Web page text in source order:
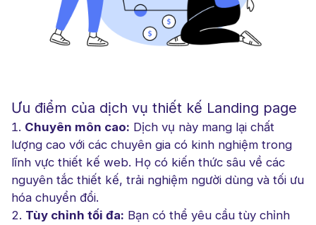
Ưu điểm của dịch vụ thiết kế Landing page
Chuyên môn cao: Dịch vụ này mang lại chất
lượng cao với các chuyên gia có kinh nghiệm trong
lĩnh vực thiết kế web. Họ có kiến thức sâu về các
nguyên tắc thiết kế, trải nghiệm người dùng và tối ưu
hóa chuyển đổi.
Tùy chỉnh tối đa: Bạn có thể yêu cầu tùy chỉnh